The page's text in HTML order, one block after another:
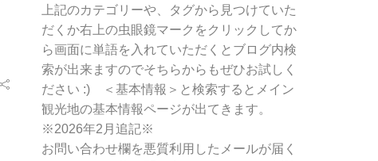
上記のカテゴリーや、タグから見つけていた
だくか右上の虫眼鏡マークをクリックしてか
ら画面に単語を入れていただくとブログ内検
索が出来ますのでそちらからもぜひお試しく
ださい :) ＜基本情報＞と検索するとメイン
観光地の基本情報ページが出てきます。
※2026年2月追記※
お問い合わせ欄を悪質利用したメールが届く